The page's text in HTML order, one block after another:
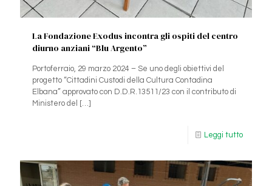
La Fondazione Exodus incontra gli ospiti del centro
diurno anziani “Blu Argento”
Portoferraio, 29 marzo 2024 – Se uno degli obiettivi del
progetto “Cittadini Custodi della Cultura Contadina
Elbana” approvato con D.D.R.13511/23 con il contributo di
Ministero del
[…]
Leggi tutto